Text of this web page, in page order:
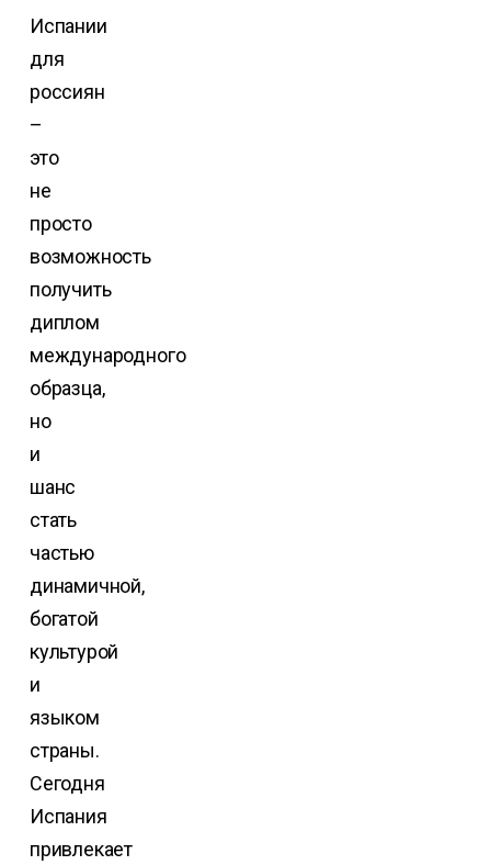
Испании
для
россиян
–
это
не
просто
возможность
получить
диплом
международного
образца,
но
и
шанс
стать
частью
динамичной,
богатой
культурой
и
языком
страны.
Сегодня
Испания
привлекает